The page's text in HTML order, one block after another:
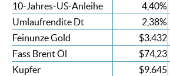
10-Jahres-US-Anleihe
4,40%
Umlaufrendite Dt
2,38%
Feinunze Gold
$3.432
Fass Brent Öl
$74,23
Kupfer
$9.645